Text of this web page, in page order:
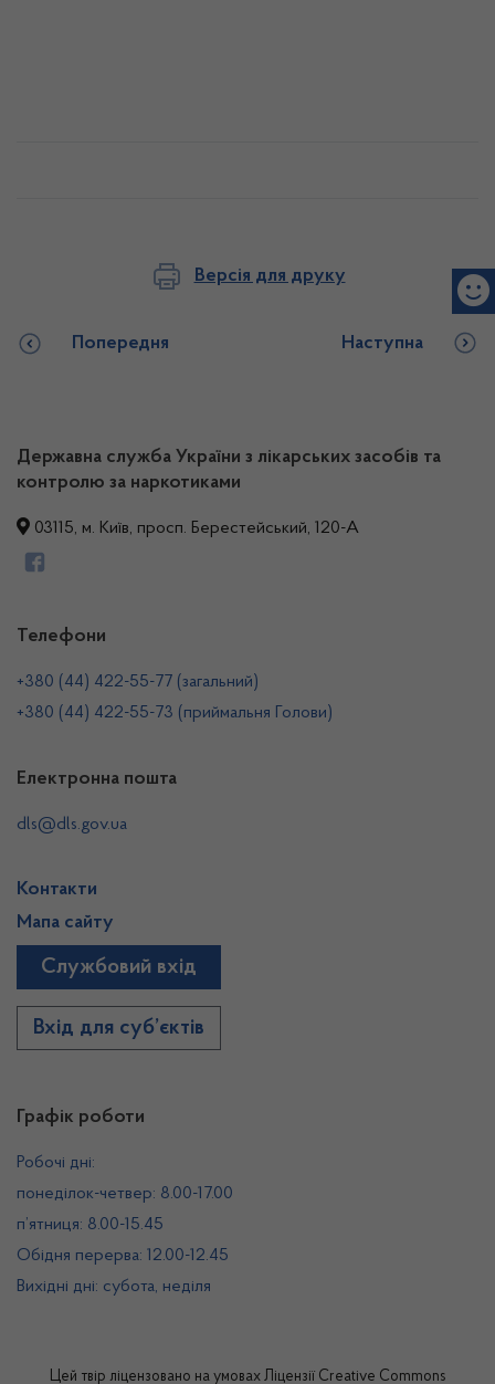
Версія для друку
Попередня Наступна
Державна служба України з лікарських засобів та
контролю за наркотиками
03115, м. Київ, просп. Берестейський, 120-А
Графік роботи
Робочі дні:
понеділок-четвер: 8.00-17.00
п’ятниця: 8.00-15.45
Обідня перерва: 12.00-12.45
Вихідні дні: субота, неділя
Телефони
+380 (44) 422-55-77 (загальний)
+380 (44) 422-55-73 (приймальня Голови)
Електронна пошта
dls@dls.gov.ua
Контакти
Мапа сайту
Службовий вхід
Вхід для суб’єктів
Цей твір ліцензовано на умовах Ліцензії Creative Commons